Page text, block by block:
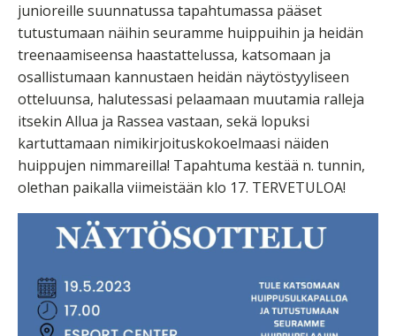
junioreille suunnatussa tapahtumassa pääset
tutustumaan näihin seuramme huippuihin ja heidän
treenaamiseensa haastattelussa, katsomaan ja
osallistumaan kannustaen heidän näytöstyyliseen
otteluunsa, halutessasi pelaamaan muutamia ralleja
itsekin Allua ja Rassea vastaan, sekä lopuksi
kartuttamaan nimikirjoituskokoelmaasi näiden
huippujen nimmareilla! Tapahtuma kestää n. tunnin,
olethan paikalla viimeistään klo 17. TERVETULOA!